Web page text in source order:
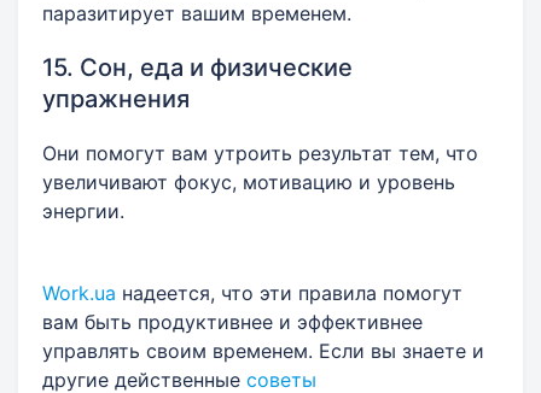
паразитирует вашим временем.
15. Сон, еда и физические
упражнения
Они помогут вам утроить результат тем, что
увеличивают фокус, мотивацию и уровень
энергии.
Work.ua надеется, что эти правила помогут
вам быть продуктивнее и эффективнее
управлять своим временем. Если вы знаете и
другие действенные советы